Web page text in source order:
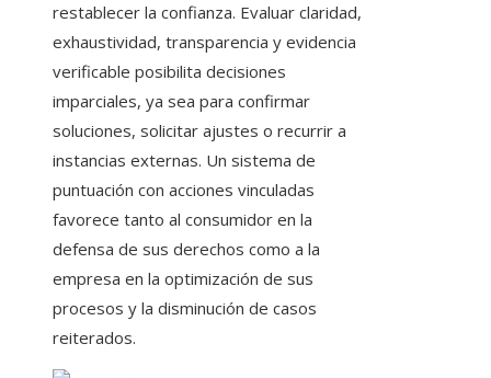
restablecer la confianza. Evaluar claridad,
exhaustividad, transparencia y evidencia
verificable posibilita decisiones
imparciales, ya sea para confirmar
soluciones, solicitar ajustes o recurrir a
instancias externas. Un sistema de
puntuación con acciones vinculadas
favorece tanto al consumidor en la
defensa de sus derechos como a la
empresa en la optimización de sus
procesos y la disminución de casos
reiterados.